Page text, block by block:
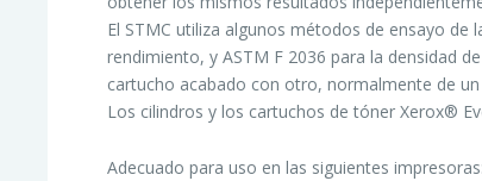
El STMC utiliza algunos métodos de ensayo
rendimiento, y ASTM F 2036 para la densidad
cartucho acabado con otro, normalmente de
Los cilindros y los cartuchos de tóner Xerox®
Adecuado para uso en las siguientes impresoras: